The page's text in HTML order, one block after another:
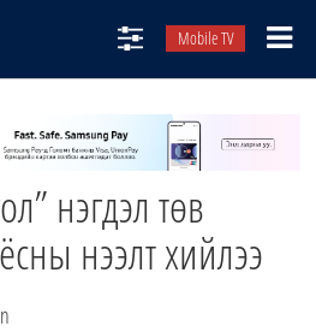
Mobile TV
нэгдэл төв
нээлт хийлээ